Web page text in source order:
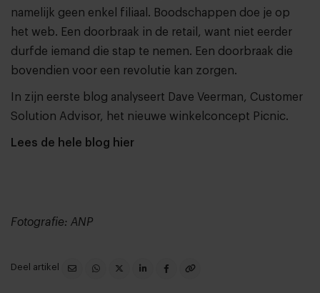
namelijk geen enkel filiaal. Boodschappen doe je op
het web. Een doorbraak in de retail, want niet eerder
durfde iemand die stap te nemen. Een doorbraak die
bovendien voor een revolutie kan zorgen.
In zijn eerste blog analyseert Dave Veerman, Customer
Solution Advisor, het nieuwe winkelconcept Picnic.
Lees de hele blog hier
Fotografie: ANP
Deel artikel